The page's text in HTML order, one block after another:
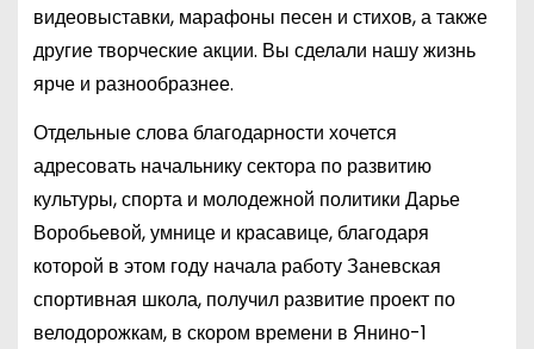
видеовыставки, марафоны песен и стихов, а также
другие творческие акции. Вы сделали нашу жизнь
ярче и разнообразнее.
Отдельные слова благодарности хочется
адресовать начальнику сектора по развитию
культуры, спорта и молодежной политики Дарье
Воробьевой, умнице и красавице, благодаря
которой в этом году начала работу Заневская
спортивная школа, получил развитие проект по
велодорожкам, в скором времени в Янино-1